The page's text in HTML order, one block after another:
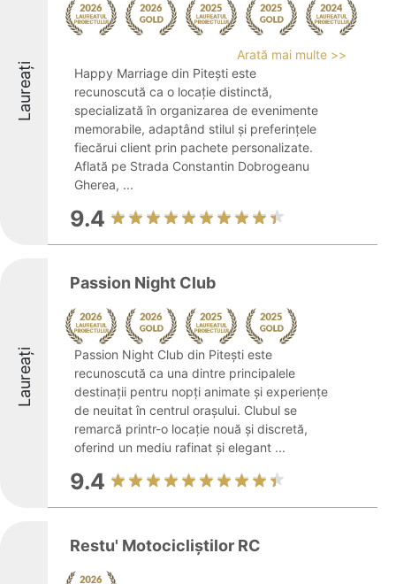
Laureați
Arată mai multe >>
Happy Marriage din Pitești este
recunoscută ca o locație distinctă,
specializată în organizarea de evenimente
memorabile, adaptând stilul și preferințele
fiecărui client prin pachete personalizate.
Aflată pe Strada Constantin Dobrogeanu
Gherea, ...
9.4
Laureați
Passion Night Club
Passion Night Club din Pitești este
recunoscută ca una dintre principalele
destinații pentru nopți animate și experiențe
de neuitat în centrul orașului. Clubul se
remarcă printr-o locație nouă și discretă,
oferind un mediu rafinat și elegant ...
9.4
Restu' Motocicliștilor RC